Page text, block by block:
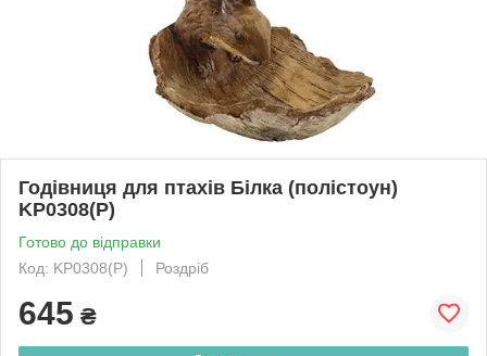
Годівниця для птахів Білка (полістоун)
KP0308(P)
Готово до відправки
Код: KP0308(P)
Роздріб
645 ₴